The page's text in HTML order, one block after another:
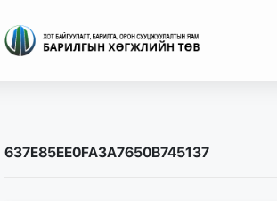
637E85EE0FA3A7650B745137